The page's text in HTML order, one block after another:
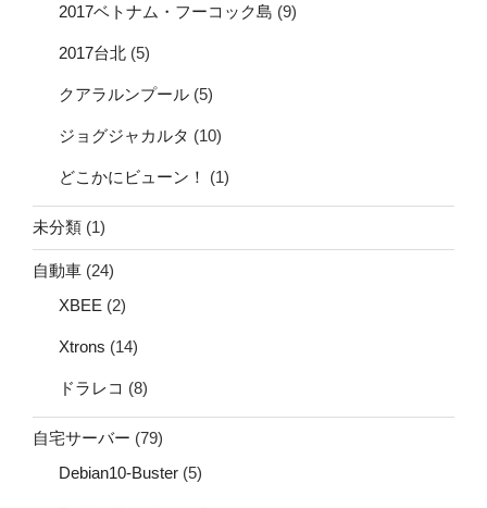
2017ベトナム・フーコック島 (9)
2017台北 (5)
クアラルンプール (5)
ジョグジャカルタ (10)
どこかにビューン！ (1)
未分類 (1)
自動車 (24)
XBEE (2)
Xtrons (14)
ドラレコ (8)
自宅サーバー (79)
Debian10-Buster (5)